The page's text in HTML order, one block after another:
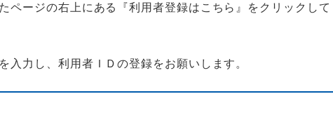
ページの右上にある『利用者登録はこちら』をクリックして
入力し、利用者ＩＤの登録をお願いします。